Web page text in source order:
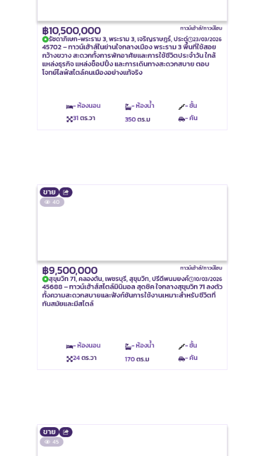
฿10,500,000 ทาวน์เฮ้าส์/ทาวน์โฮม
รัชดาภิเษก-พระราม 3, พระราม 3, เจริญราษฎร์, ประดู่ 23/03/2026
45702 – ทาวน์เฮ้าส์ในย่านใจกลางเมือง พระราม 3 พื้นที่ใช้สอย
กว้างขวาง สะดวกทั้งการพักอาศัยและการใช้ชีวิตประจำวัน ใกล้
แหล่งธุรกิจ แหล่งช็อปปิ้ง และการเดินทางสะดวกสบาย ตอบ
- ห้องนอน - ห้องน้ำ
40
฿9,500,000 ทาวน์เฮ้าส์/ทาวน์โฮม
สุขุมวิท 71, คลองตัน, เพชรบุรี, สุขุมวิท, ปรีดีพนมยงค์ 10/03/2026
45688 – ทาวน์เฮ้าส์สไตล์มินิมอล สุดชิค ใจกลางสุขุมวิท 71 ลงตัว
ทั้งความสะดวกสบายและฟังก์ชันการใช้งานเหมาะสำหรับชีวิตที่
ทันสมัยและมีสไตล์
- ห้องนอน - ห้องน้ำ
45